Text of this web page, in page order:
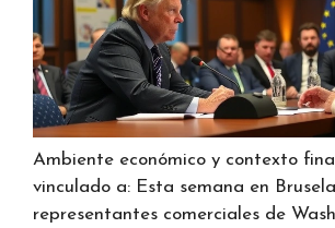
Ambiente económico y contexto
vinculado a: Esta semana en
representantes comerciales de